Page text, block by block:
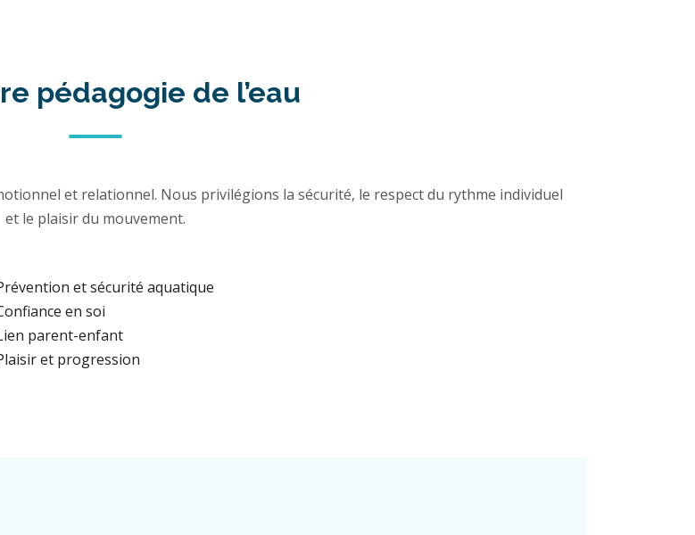
pédagogie de l’eau
et relationnel. Nous privilégions la sécurité, le respect du rythme individuel
et le plaisir du mouvement.
et sécurité aquatique
en soi
parent-enfant
et progression